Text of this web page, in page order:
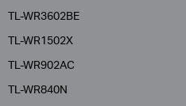
TL-WR3602BE
TL-WR1502X
TL-WR902AC
TL-WR840N